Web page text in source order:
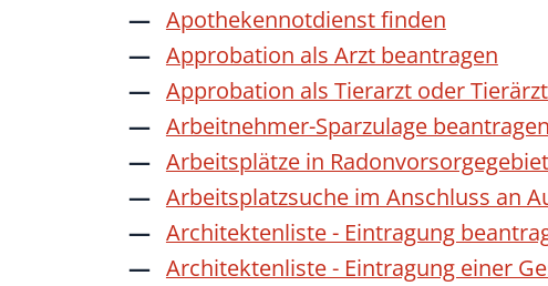
Apothekennotdienst finden
Approbation als Arzt beantragen
Approbation als Tierarzt oder
Arbeitnehmer-Sparzulage beantragen
Arbeitsplätze in
Arbeitsplatzsuche im Anschluss an
Architektenliste - Eintragung
Architektenliste - Eintragung einer